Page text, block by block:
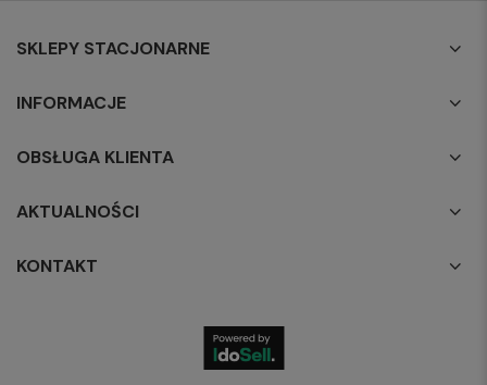
SKLEPY STACJONARNE
INFORMACJE
OBSŁUGA KLIENTA
AKTUALNOŚCI
KONTAKT